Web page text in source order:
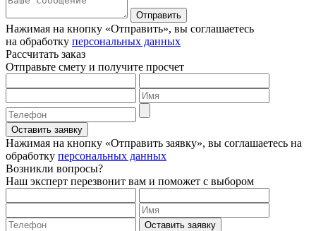
Отправить
Нажимая на кнопку «Отправить», вы соглашаетесь
на обработку персональных данных
Рассчитать заказ
Отправьте смету и получите просчет
Оставить заявку
Нажимая на кнопку «Отправить заявку», вы соглашаетесь на
обработку персональных данных
Возникли вопросы?
Наш эксперт перезвонит вам и поможет с выбором
Оставить заявку